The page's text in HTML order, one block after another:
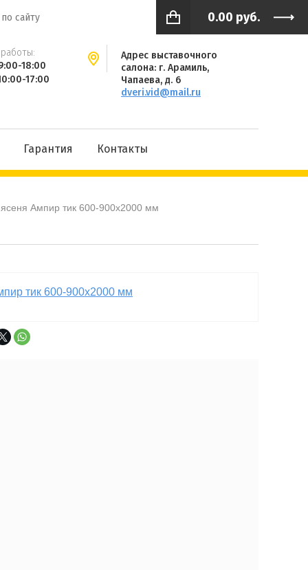
0.00 руб.
18:00
17:00
Адрес выставочного
салона: г. Арамиль,
Чапаева, д. 6
dveri.vid@mail.ru
Гарантия Контакты
Ампир тик 600-900x2000 мм